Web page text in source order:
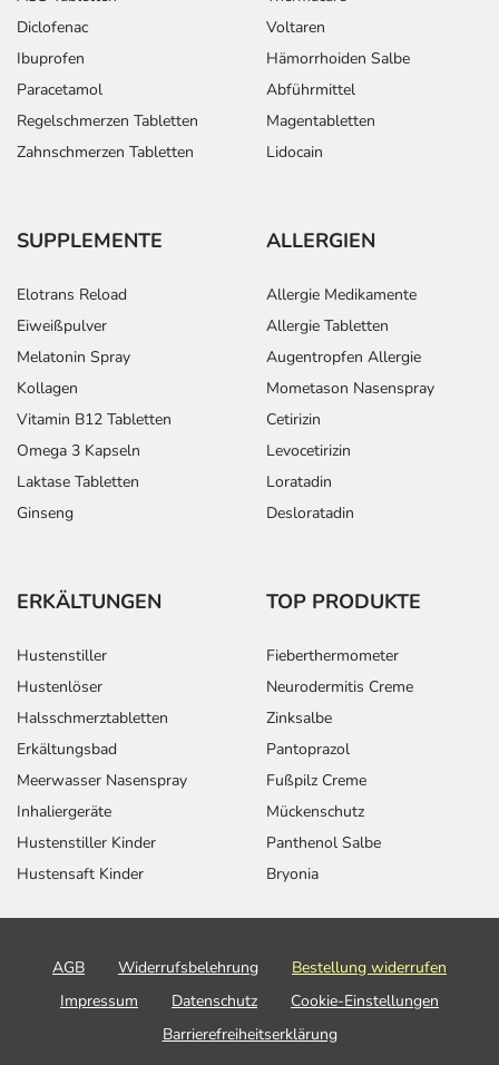
Diclofenac
Ibuprofen
Paracetamol
Regelschmerzen Tabletten
Zahnschmerzen Tabletten
Voltaren
Hämorrhoiden Salbe
Abführmittel
Magentabletten
Lidocain
SUPPLEMENTE
Elotrans Reload
Eiweißpulver
Melatonin Spray
Kollagen
Vitamin B12 Tabletten
Omega 3 Kapseln
Laktase Tabletten
Ginseng
ALLERGIEN
Allergie Medikamente
Allergie Tabletten
Augentropfen Allergie
Mometason Nasenspray
Cetirizin
Levocetirizin
Loratadin
Desloratadin
ERKÄLTUNGEN
Hustenstiller
Hustenlöser
Halsschmerztabletten
Erkältungsbad
Meerwasser Nasenspray
Inhaliergeräte
Hustenstiller Kinder
Hustensaft Kinder
TOP PRODUKTE
Fieberthermometer
Neurodermitis Creme
Zinksalbe
Pantoprazol
Fußpilz Creme
Mückenschutz
Panthenol Salbe
Bryonia
AGB Widerrufsbelehrung
Bestellung widerrufen
Impressum
Datenschutz
Cookie-Einstellungen
Barrierefreiheitserklärung